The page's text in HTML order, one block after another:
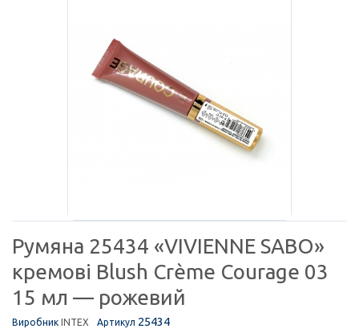
Румяна 25434 «VIVIENNE SABO»
кремові Blush Crème Courage 03
15 мл — рожевий
Виробник INTEX Артикул 25434